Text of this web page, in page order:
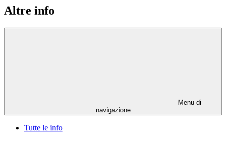
Altre info
Menu di
navigazione
Tutte le info